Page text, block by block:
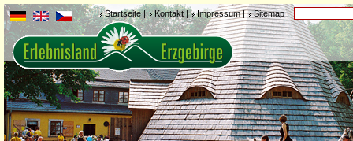
Startseite| Kontakt| Impressum| Sitemap